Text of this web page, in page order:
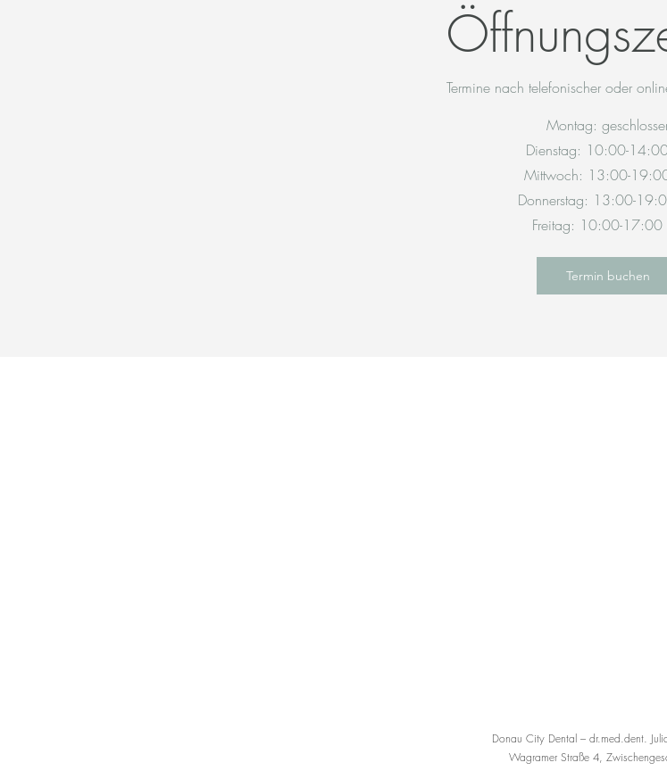
Termine nach telefonischer oder
Montag:
Dienstag: 10:00-
Mittwoch: 13:00-
Donnerstag: 13:00-
Freitag: 10:00-17:00
Termin buchen
Donau City Dental – dr.med.dent.
Wagramer Straße 4,